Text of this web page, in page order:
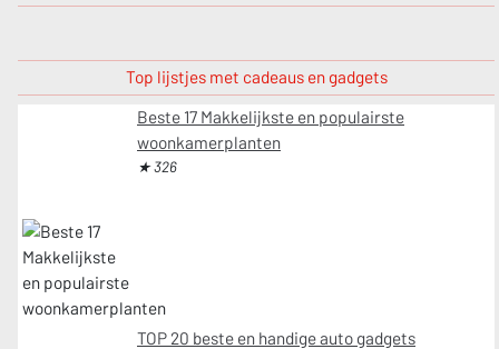
Top lijstjes met cadeaus en gadgets
Beste 17 Makkelijkste en populairste
woonkamerplanten
★ 326
TOP 20 beste en handige auto gadgets